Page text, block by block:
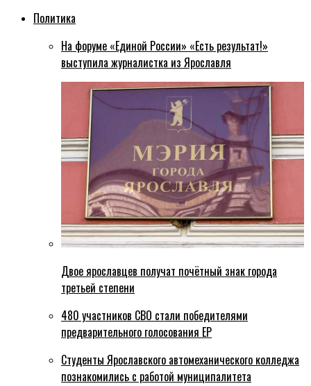
Политика
На форуме «Единой России» «Есть результат!»
выступила журналистка из Ярославля
Двое ярославцев получат почётный знак города
третьей степени
480 участников СВО стали победителями
предварительного голосования ЕР
Студенты Ярославского автомеханического колледжа
познакомились с работой муниципалитета